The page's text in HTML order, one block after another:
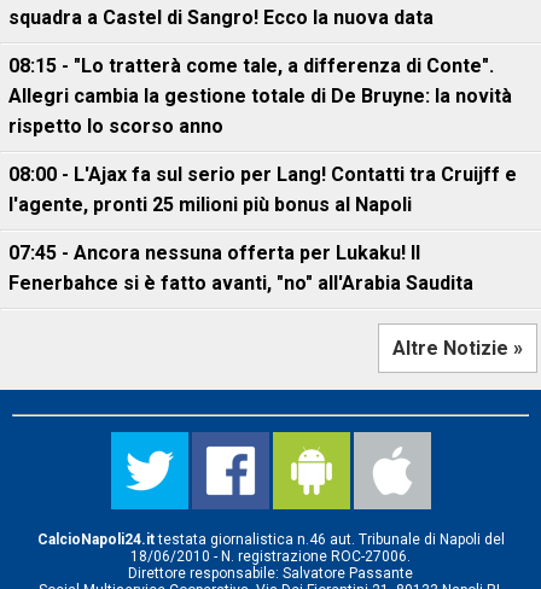
squadra a Castel di Sangro! Ecco la nuova data
08:15 - "Lo tratterà come tale, a differenza di Conte".
Allegri cambia la gestione totale di De Bruyne: la novità
rispetto lo scorso anno
08:00 - L'Ajax fa sul serio per Lang! Contatti tra Cruijff e
l'agente, pronti 25 milioni più bonus al Napoli
07:45 - Ancora nessuna offerta per Lukaku! Il
Fenerbahce si è fatto avanti, "no" all'Arabia Saudita
Altre Notizie »
CalcioNapoli24.ittestata giornalistica n.46 aut. Tribunale di Napoli del
18/06/2010 - N. registrazione ROC-27006.
Direttore responsabile: Salvatore Passante